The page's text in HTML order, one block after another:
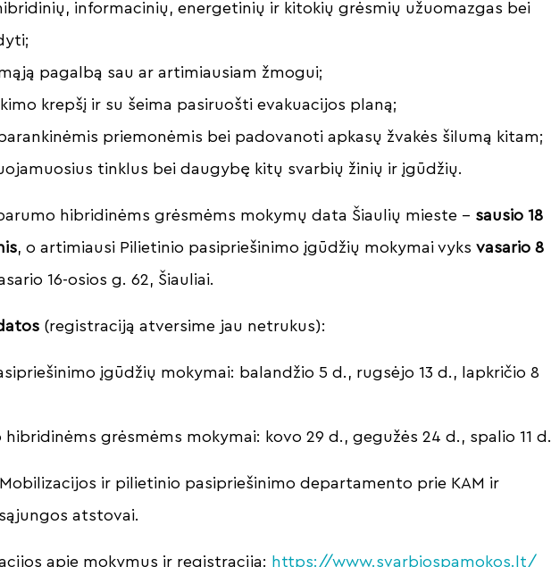
informacinių, energetinių ir kitokių grėsmių užuomazgas bei
pagalbą sau ar artimiausiam žmogui;
krepšį ir su šeima pasiruošti evakuacijos planą;
priemonėmis bei padovanoti apkasų žvakės šilumą kitam;
tinklus bei daugybę kitų svarbių žinių ir įgūdžių.
hibridinėms grėsmėms mokymų data Šiaulių mieste – sausio 18
, o artimiausi Pilietinio pasipriešinimo įgūdžių mokymai vyksvasario 8
16-osios g. 62, Šiauliai.
(registraciją atversime jau netrukus):
įgūdžių mokymai: balandžio 5 d., rugsėjo 13 d., lapkričio 8
grėsmėms mokymai: kovo 29 d., gegužės 24 d., spalio 11 d.
ir pilietinio pasipriešinimo departamento prie KAM ir
atstovai.
apie mokymus ir registracija: https://www.svarbiospamokos.lt/